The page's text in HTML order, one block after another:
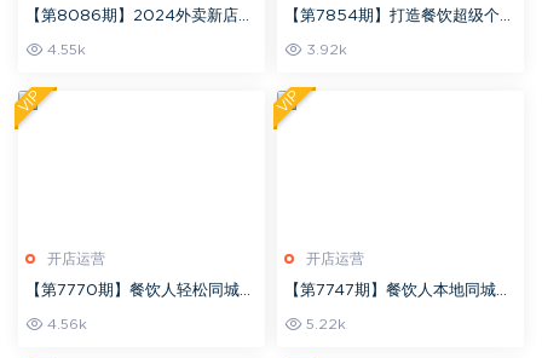
【第8086期】2024外卖新店超
级打法，实战经验总结，不需要
4.55k
【第7854期】打造餐饮超级个体
户：线上卖技术、门店招学员、
管理等
3.92k
开店运营
【第7770期】餐饮人轻松同城引
流课，餐饮门店引流必学，易落
4.56k
VIP
开店运营
【第7747期】餐饮人本地同城引
流课：餐饮门店引流必学，易落
5.22k
VIP